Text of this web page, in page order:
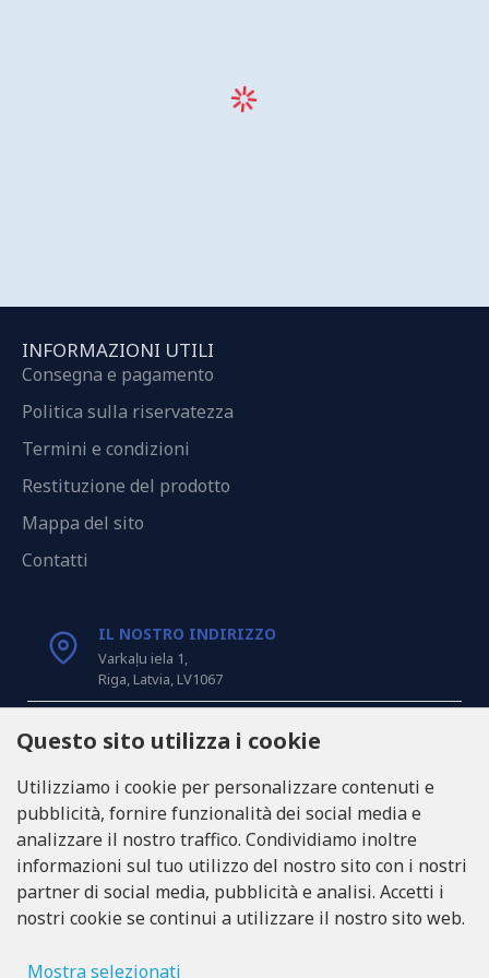
INFORMAZIONI UTILI
Consegna e pagamento
Politica sulla riservatezza
Termini e condizioni
Restituzione del prodotto
Mappa del sito
Contatti
IL NOSTRO INDIRIZZO
Varkaļu iela 1,
Riga, Latvia, LV1067
CHIAMACI
INFO@LUKONS.COM
DETTAGLI DELLA COMPAGNIA
RITONE SIA
Partita IVA LV40103717618
Questo sito utilizza i cookie
Utilizziamo i cookie per personalizzare contenuti e
pubblicità, fornire funzionalità dei social media e
analizzare il nostro traffico. Condividiamo inoltre
informazioni sul tuo utilizzo del nostro sito con i nostri
partner di social media, pubblicità e analisi. Accetti i
nostri cookie se continui a utilizzare il nostro sito web.
Mostra selezionati